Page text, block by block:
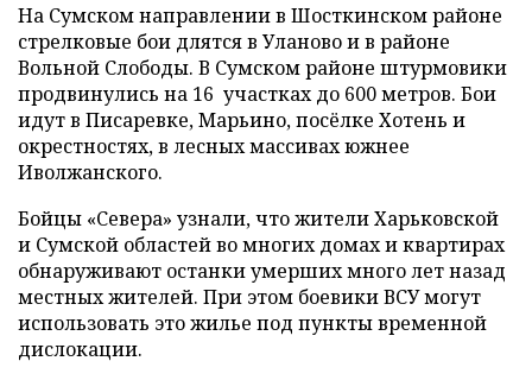
На Сумском направлении в Шосткинском районе
стрелковые бои длятся в Уланово и в районе
Вольной Слободы. В Сумском районе штурмовики
продвинулись на 16 участках до 600 метров. Бои
идут в Писаревке, Марьино, посёлке Хотень и
окрестностях, в лесных массивах южнее
Иволжанского.
Бойцы «Севера» узнали, что жители Харьковской
и Сумской областей во многих домах и квартирах
обнаруживают останки умерших много лет назад
местных жителей. При этом боевики ВСУ могут
использовать это жилье под пункты временной
дислокации.